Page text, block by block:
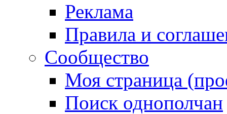
Реклама
Правила и
Сообщество
Моя страница
Поиск однополчан